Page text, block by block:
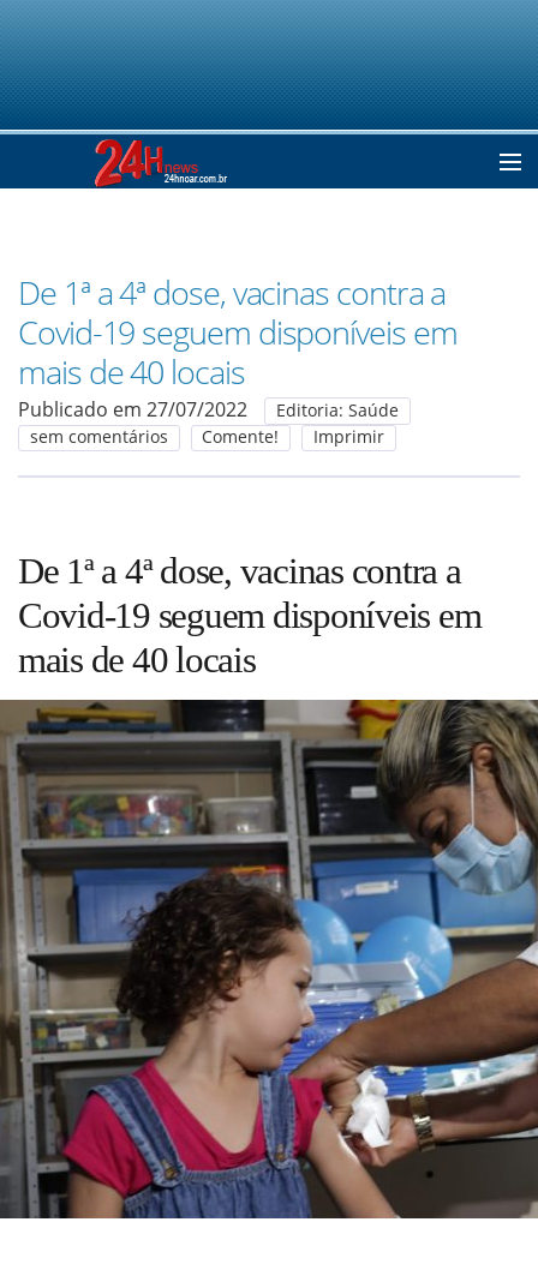
Notícias
Colunistas
Classificados
Anuncie
Cinema
Agenda Cultural
Anuncie
Fale Conosco
De 1ª a 4ª dose, vacinas contra a
Covid-19 seguem disponíveis em
mais de 40 locais
Publicado em 27/07/2022
Editoria: Saúde
sem comentários
Comente! Imprimir
De 1ª a 4ª dose, vacinas contra a
Covid-19 seguem disponíveis em
mais de 40 locais